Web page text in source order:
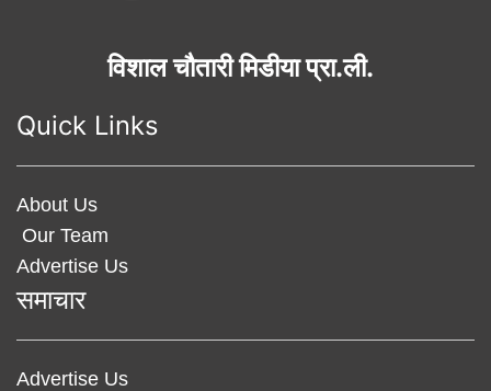
विशाल चौतारी मिडीया प्रा.ली.
Quick Links
About Us
Our Team
Advertise Us
समाचार
Advertise Us